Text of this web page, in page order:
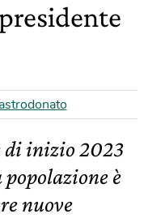
di inizio 2023
popolazione è
nuove